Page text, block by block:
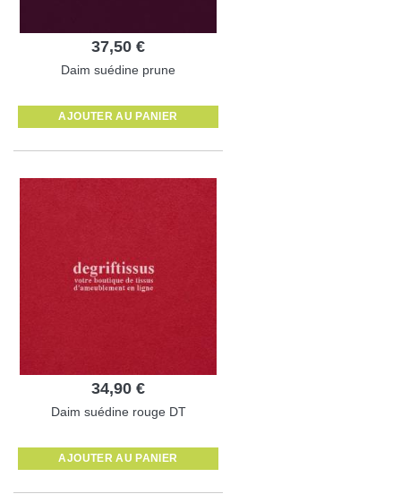
37,50 €
Daim suédine prune
AJOUTER AU PANIER
34,90 €
Daim suédine rouge DT
AJOUTER AU PANIER